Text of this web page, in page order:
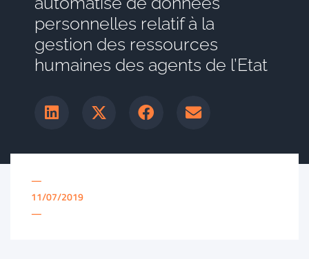
personnelles relatif à la
gestion des ressources
humaines des agents de l’Etat
—
11/07/2019
—